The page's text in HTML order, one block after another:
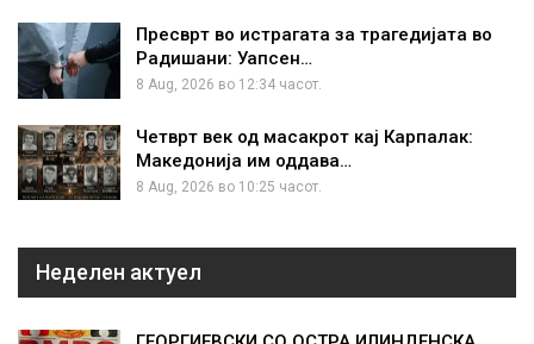
Пресврт во истрагата за трагедијата во
Радишани: Уапсен…
8 Aug, 2026 во 12:34 часот.
Четврт век од масакрот кај Карпалак:
Македонија им оддава…
8 Aug, 2026 во 10:25 часот.
Неделен актуел